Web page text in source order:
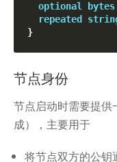
optional
bytes
repeated
}
节点身份
节点启动时需要提供
成），主要用于
将节点双方的公钥